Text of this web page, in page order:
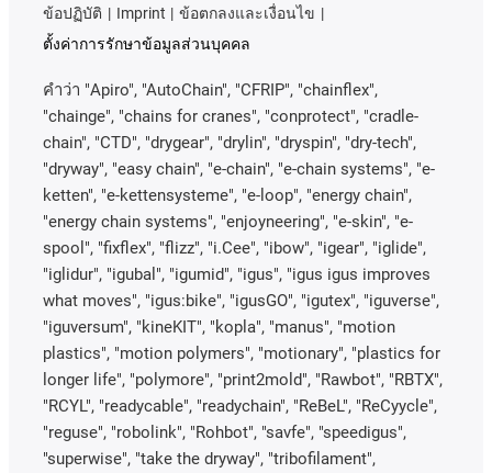
ข้อปฏิบัติ
Imprint
ข้อตกลงและเงื่อนไข
ตั้งค่าการรักษาข้อมูลส่วนบุคคล
คําว่า "Apiro", "AutoChain", "CFRIP", "chainflex",
"chainge", "chains for cranes", "conprotect", "cradle-
chain", "CTD", "drygear", "drylin", "dryspin", "dry-tech",
"dryway", "easy chain", "e-chain", "e-chain systems", "e-
ketten", "e-kettensysteme", "e-loop", "energy chain",
"energy chain systems", "enjoyneering", "e-skin", "e-
spool", "fixflex", "flizz", "i.Cee", "ibow", "igear", "iglide",
"iglidur", "igubal", "igumid", "igus", "igus igus improves
what moves", "igus:bike", "igusGO", "igutex", "iguverse",
"iguversum", "kineKIT", "kopla", "manus", "motion
plastics", "motion polymers", "motionary", "plastics for
longer life", "polymore", "print2mold", "Rawbot", "RBTX",
"RCYL", "readycable", "readychain", "ReBeL", "ReCyycle",
"reguse", "robolink", "Rohbot", "savfe", "speedigus",
"superwise", "take the dryway", "tribofilament",